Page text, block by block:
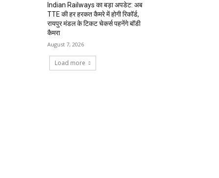
Indian Railways का बड़ा अपडेट: अब
TTE की हर हरकत कैमरे में होगी रिकॉर्ड,
रायपुर मंडल के टिकट चेकर्स पहनेंगे बॉडी
कैमरा
August 7, 2026
Load more